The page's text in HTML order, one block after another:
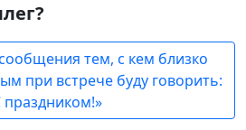
тем, с кем близко
при встрече буду говорить:
праздником!»